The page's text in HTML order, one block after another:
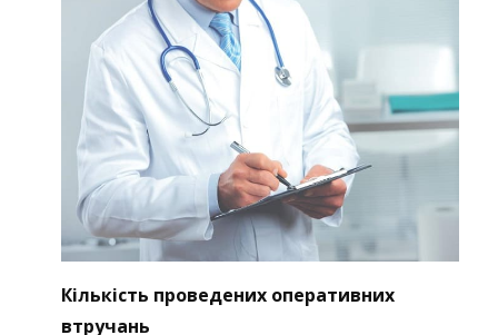
Кількість проведених оперативних
втручань